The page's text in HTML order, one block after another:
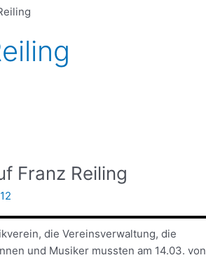
Franz Reiling
die Vereinsverwaltung, die
und Musiker mussten am 14.03.